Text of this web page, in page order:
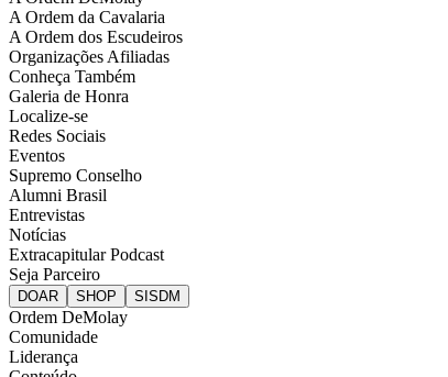
A Ordem da Cavalaria
A Ordem dos Escudeiros
Organizações Afiliadas
Conheça Também
Galeria de Honra
Localize-se
Redes Sociais
Eventos
Supremo Conselho
Alumni Brasil
Entrevistas
Notícias
Extracapitular Podcast
Seja Parceiro
Ordem DeMolay
Comunidade
Liderança